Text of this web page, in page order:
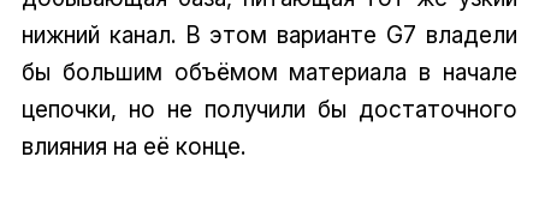
нижний канал. В этом варианте G7 владели
бы большим объёмом материала в начале
цепочки, но не получили бы достаточного
влияния на её конце.